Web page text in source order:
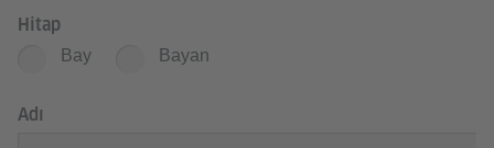
Hitap
Bay Bayan
Adı